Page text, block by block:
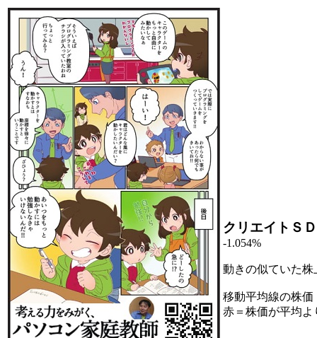
クリエイトＳＤ
-1.054%
動きの似ていた
移動平均線の株価
赤＝株価が平均